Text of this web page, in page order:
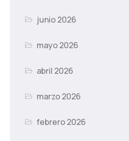
junio 2026
mayo 2026
abril 2026
marzo 2026
febrero 2026